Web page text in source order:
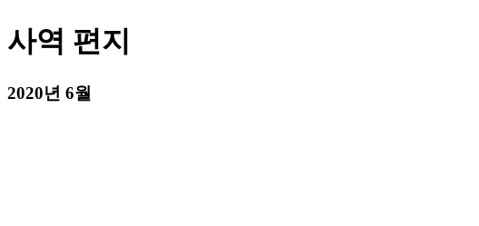
사역 편지
2020년 6월